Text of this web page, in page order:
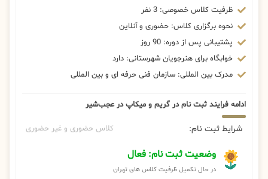
ظرفیت کلاس خصوصی: 3 نفر
نحوه برگزاری کلاس: حضوری و آنلاین
پشتیبانی پس از دوره: 90 روز
خوابگاه برای هنرجویان شهرستانی: دارد
مدرک بین المللی: سازمان فنی حرفه ای و بین المللی
ادامه فرایند ثبت نام در گریم و میکاپ در عجب‌شیر
شرایط ثبت نام: کلاس حضوری و غیر حضوری
وضعیت ثبت نام: فعال
در حال تکمیل ظرفیت کلاس های تهران